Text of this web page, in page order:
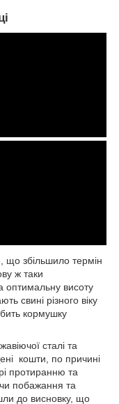
що збільшило термін
ж таки
висоту
свині різного віку
кормушку
сталі та
кошти, по причині
протиранню та
побажання та
до висновку, що